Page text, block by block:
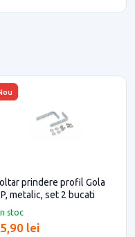
stoc
prindere profil Gola
metalic, set 2 bucati
lei